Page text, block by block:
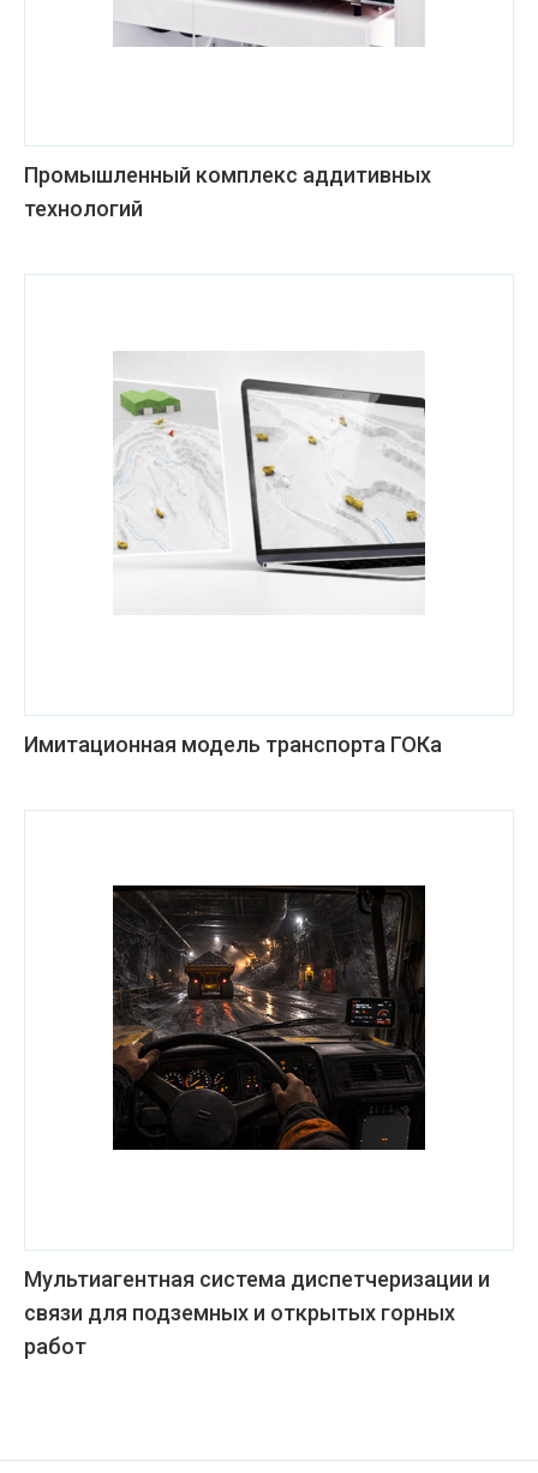
Промышленный комплекс аддитивных
технологий
Имитационная модель транспорта ГОКа
Мультиагентная система диспетчеризации и
связи для подземных и открытых горных
работ